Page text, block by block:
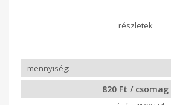
820 Ft / csomag